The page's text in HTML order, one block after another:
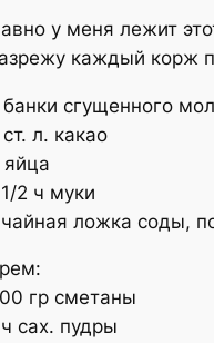
у меня лежит
каждый корж
банки сгущенного
л. какао
яйца
1/2 ч муки
чайная ложка соды,
гр сметаны
ч сах. пудры